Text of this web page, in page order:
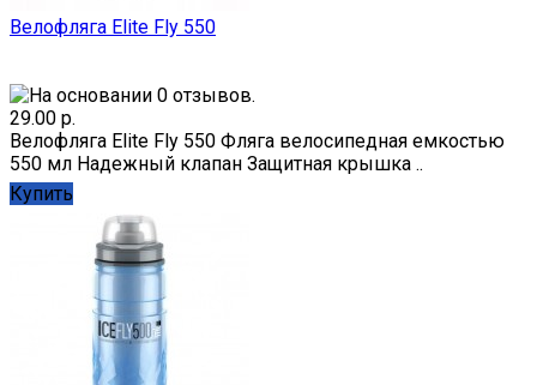
Велофляга Elite Fly 550
29.00 р.
Велофляга Elite Fly 550 Фляга велосипедная емкостью
550 мл Надежный клапан Защитная крышка ..
Купить